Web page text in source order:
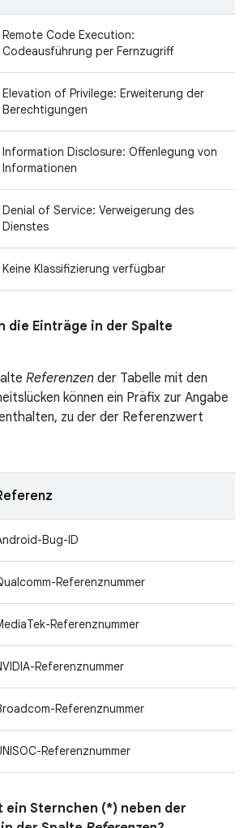
Remote Code Execution:
Codeausführung per Fernzugriff
Elevation of Privilege: Erweiterung der
Berechtigungen
Information Disclosure: Offenlegung von
Informationen
Denial of Service: Verweigerung des
Dienstes
Keine Klassifizierung verfügbar
die Einträge in der Spalte
Referenzen der Tabelle mit den
können ein Präfix zur Angabe
zu der der Referenzwert
Bug-ID
Referenznummer
Referenznummer
Referenznummer
Referenznummer
Referenznummer
ein Sternchen (*) neben der